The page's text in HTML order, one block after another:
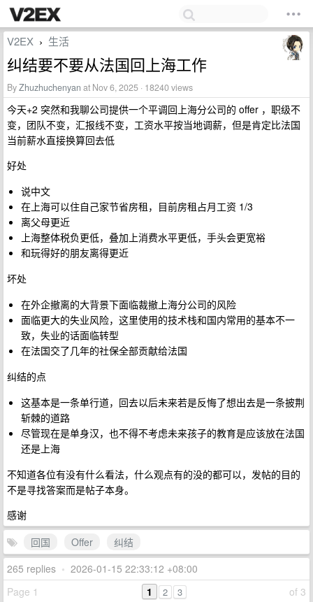
V2EX › 生活
纠结要不要从法国回上海工作
ByZhuzhuchenyan at Nov 6, 2025 · 18240 views
今天+2 突然和我聊公司提供一个平调回上海分公司的 offer ，职级不
变，团队不变，汇报线不变，工资水平按当地调薪，但是肯定比法国
当前薪水直接换算回去低
好处
说中文
在上海可以住自己家节省房租，目前房租占月工资 1/3
离父母更近
上海整体税负更低，叠加上消费水平更低，手头会更宽裕
和玩得好的朋友离得更近
坏处
在外企撤离的大背景下面临裁撤上海分公司的风险
面临更大的失业风险，这里使用的技术栈和国内常用的基本不一
致，失业的话面临转型
在法国交了几年的社保全部贡献给法国
纠结的点
这基本是一条单行道，回去以后未来若是反悔了想出去是一条披荆
斩棘的道路
尽管现在是单身汉，也不得不考虑未来孩子的教育是应该放在法国
还是上海
不知道各位有没有什么看法，什么观点有的没的都可以，发帖的目的
不是寻找答案而是帖子本身。
感谢
回国
Offer
纠结
265 replies • 2026-01-15 22:33:12 +08:00
Page 1
of 3
1 2 3